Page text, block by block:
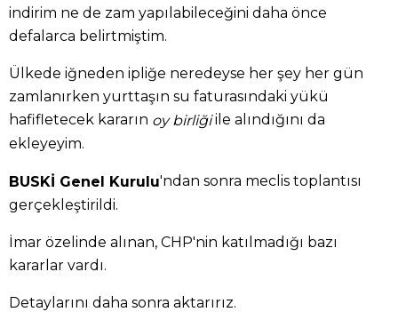
indirim ne de zam yapılabileceğini daha önce
defalarca belirtmiştim.
Ülkede iğneden ipliğe neredeyse her şey her gün
zamlanırken yurttaşın su faturasındaki yükü
hafifletecek kararın oy birliğiile alındığını da
ekleyeyim.
BUSKİ Genel Kurulu'ndan sonra meclis toplantısı
gerçekleştirildi.
İmar özelinde alınan, CHP'nin katılmadığı bazı
kararlar vardı.
Detaylarını daha sonra aktarırız.